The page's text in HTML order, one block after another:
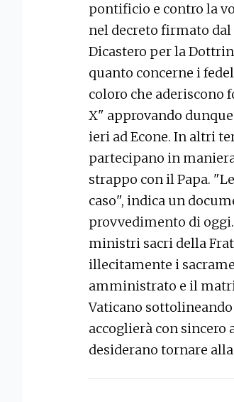
pontificio e contro la
nel decreto firmato dal
Dicastero per la
quanto concerne i
coloro che aderiscono
X" approvando
ieri ad Econe. In altri
partecipano in
strappo con il Papa.
caso", indica un
provvedimento di
ministri sacri della
illecitamente i
amministrato e il
Vaticano
accoglierà con
desiderano tornare